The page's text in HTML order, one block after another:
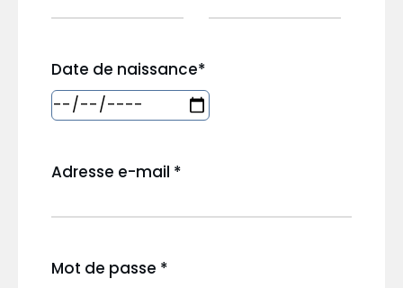
Date de naissance*
Adresse e-mail *
Mot de passe *